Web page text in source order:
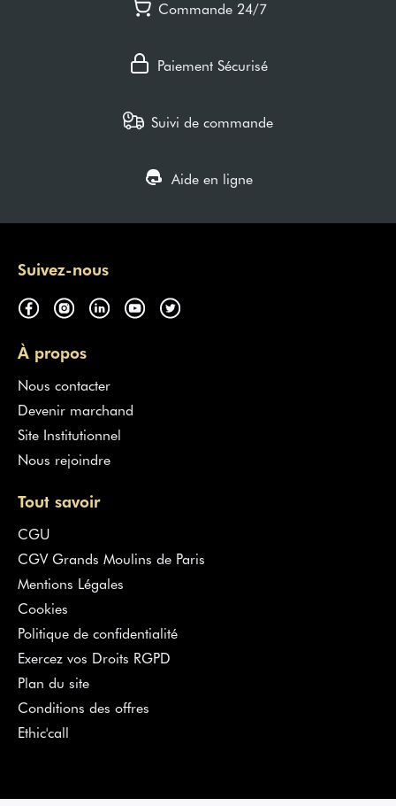
Commande 24/7
Paiement Sécurisé
Suivi de commande
Aide en ligne
Suivez-nous
À propos
Nous contacter
Devenir marchand
Site Institutionnel
Nous rejoindre
Tout savoir
CGU
CGV Grands Moulins de Paris
Mentions Légales
Cookies
Politique de confidentialité
Exercez vos Droits RGPD
Plan du site
Conditions des offres
Ethic'call